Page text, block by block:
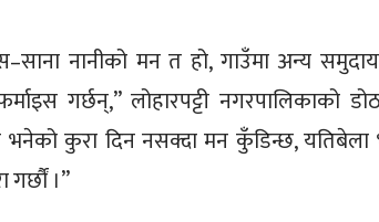
नानीको मन त हो, गाउँमा अन्य
गर्छन्,” लोहारपट्टी नगरपालिकाको
भनेको कुरा दिन नसक्दा मन कुँडिन्छ,
।”